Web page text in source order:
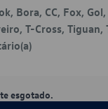
Bora, CC, Fox,
T-Cross,
esgotado.